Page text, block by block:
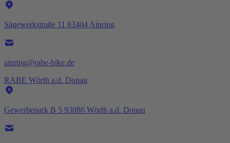
Sägewerkstraße 11 83404 Ainring
ainring@rabe-bike.de
RABE Wörth a.d. Donau
Gewerbepark B 5 93086 Wörth a.d. Donau